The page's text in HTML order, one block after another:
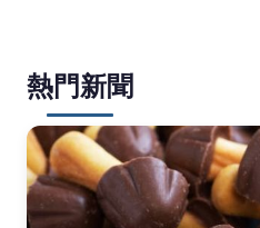
熱門新聞